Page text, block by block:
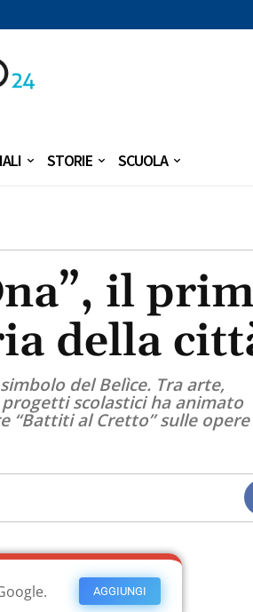
STORIE SCUOLA
il
della
del Belìce. Tra arte,
scolastici ha animato
“Battiti al Cretto” sulle
AGGIUNGI